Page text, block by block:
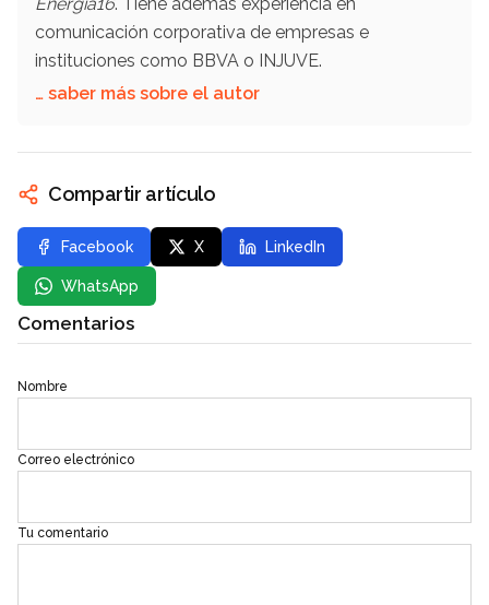
comunicación corporativa de empresas e
instituciones como BBVA o INJUVE.
… saber más sobre el autor
Compartir artículo
Facebook X LinkedIn
WhatsApp
Comentarios
Nombre
Correo electrónico
Tu comentario